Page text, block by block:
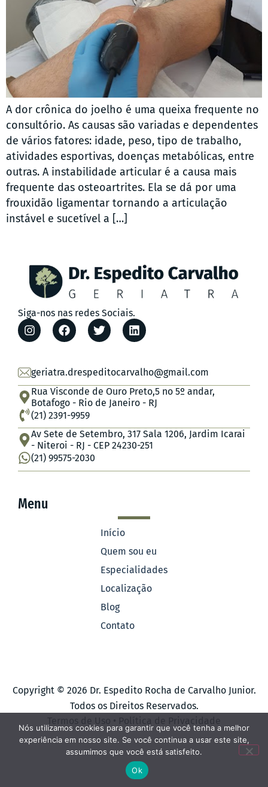
A dor crônica do joelho é uma queixa frequente no
consultório. As causas são variadas e dependentes
de vários fatores: idade, peso, tipo de trabalho,
atividades esportivas, doenças metabólicas, entre
outras. A instabilidade articular é a causa mais
frequente das osteoartrites. Ela se dá por uma
frouxidão ligamentar tornando a articulação
instável e sucetível a […]
Siga-nos nas redes Sociais.
geriatra.drespeditocarvalho@gmail.com
Rua Visconde de Ouro Preto,5 no 5º andar,
Botafogo - Rio de Janeiro - RJ
(21) 2391-9959
Av Sete de Setembro, 317 Sala 1206, Jardim Icarai
- Niteroi - RJ - CEP 24230-251
(21) 99575-2030
Menu
Início
Quem sou eu
Especialidades
Localização
Blog
Contato
Copyright © 2026 Dr. Espedito Rocha de Carvalho Junior.
Todos os Direitos Reservados.
Termos de Uso • Política de Privacidade
Nós utilizamos cookies para garantir que você tenha a melhor
experiência em nosso site. Se você continua a usar este site,
assumimos que você está satisfeito.
Ok